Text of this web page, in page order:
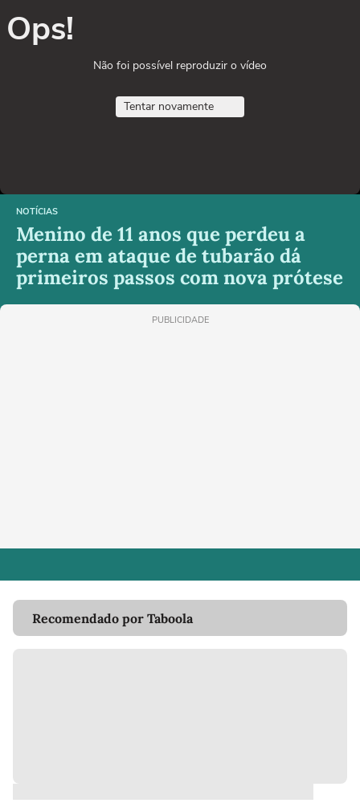
Ops!
Não foi possível reproduzir o vídeo
Tentar novamente
NOTÍCIAS
Menino de 11 anos que perdeu a
perna em ataque de tubarão dá
primeiros passos com nova prótese
PUBLICIDADE
Recomendado por Taboola